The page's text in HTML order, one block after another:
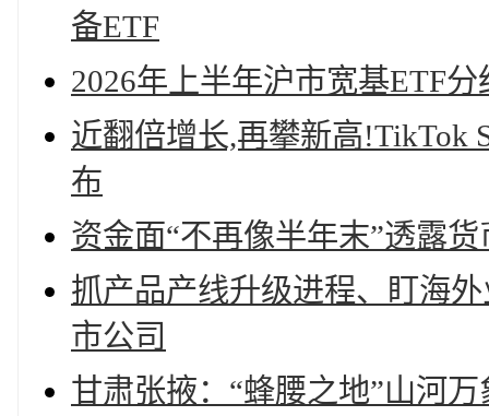
备ETF
2026年上半年沪市宽基ETF
近翻倍增长,再攀新高!TikTok
布
资金面“不再像半年末”透露
抓产品产线升级进程、盯海
市公司
甘肃张掖：“蜂腰之地”山河万